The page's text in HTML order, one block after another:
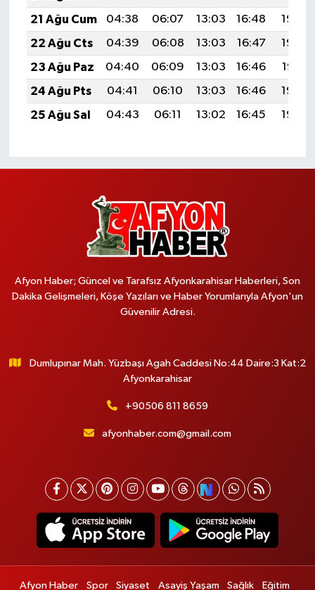
21 Ağu Cum
04:38 06:07 13:03 16:48
19:49
22 Ağu Cts
04:39 06:08 13:03 16:47
19:48
23 Ağu Paz
04:40 06:09 13:03 16:46
19:47
24 Ağu Pts
04:41 06:10 13:03 16:46
19:45
25 Ağu Sal
04:43 06:11 13:02 16:45 19:44
Afyon Haber; Güncel ve Tarafsız Afyonkarahisar Haberleri, Son
Dakika Gelişmeleri, Köşe Yazıları ve Haber Yorumlarıyla Afyon'un
Güvenilir Adresi.
Dumlupınar Mah. Yüzbaşı Agah Caddesi No:44 Daire:3 Kat:2
Afyonkarahisar
+90506 811 8659
afyonhaber.com@gmail.com
Afyon Haber Spor Siyaset Asayiş Yaşam Sağlık Eğitim